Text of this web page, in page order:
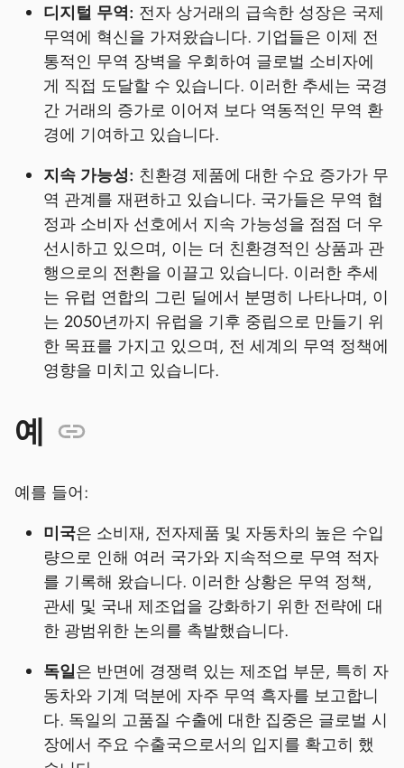
디지털 무역: 전자 상거래의 급속한 성장은 국제
무역에 혁신을 가져왔습니다. 기업들은 이제 전
통적인 무역 장벽을 우회하여 글로벌 소비자에
게 직접 도달할 수 있습니다. 이러한 추세는 국경
간 거래의 증가로 이어져 보다 역동적인 무역 환
경에 기여하고 있습니다.
지속 가능성: 친환경 제품에 대한 수요 증가가 무
역 관계를 재편하고 있습니다. 국가들은 무역 협
정과 소비자 선호에서 지속 가능성을 점점 더 우
선시하고 있으며, 이는 더 친환경적인 상품과 관
행으로의 전환을 이끌고 있습니다. 이러한 추세
는 유럽 연합의 그린 딜에서 분명히 나타나며, 이
는 2050년까지 유럽을 기후 중립으로 만들기 위
한 목표를 가지고 있으며, 전 세계의 무역 정책에
영향을 미치고 있습니다.
예
예를 들어:
미국은 소비재, 전자제품 및 자동차의 높은 수입
량으로 인해 여러 국가와 지속적으로 무역 적자
를 기록해 왔습니다. 이러한 상황은 무역 정책,
관세 및 국내 제조업을 강화하기 위한 전략에 대
한 광범위한 논의를 촉발했습니다.
독일은 반면에 경쟁력 있는 제조업 부문, 특히 자
동차와 기계 덕분에 자주 무역 흑자를 보고합니
다. 독일의 고품질 수출에 대한 집중은 글로벌 시
장에서 주요 수출국으로서의 입지를 확고히 했